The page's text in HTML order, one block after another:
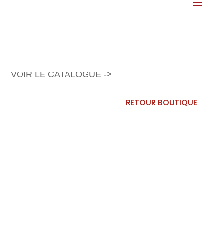
VOIR LE CATALOGUE ->
RETOUR BOUTIQUE